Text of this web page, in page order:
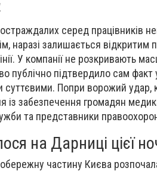
серед працівників
наразі залишається
У компанії не розкривають
публічно підтвердило сам
суттєвими. Попри ворожий удар,
із забезпечення громадян
та представники
на Дарниці цієї
частину Києва